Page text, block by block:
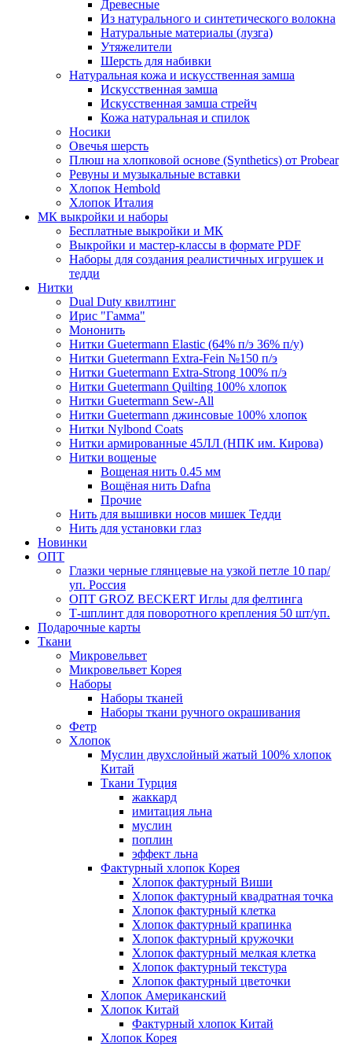
Древесные
Из натурального и синтетического волокна
Натуральные материалы (лузга)
Утяжелители
Шерсть для набивки
Натуральная кожа и искусственная замша
Искусственная замша
Искусственная замша стрейч
Кожа натуральная и спилок
Носики
Овечья шерсть
Плюш на хлопковой основе (Synthetics) от Probear
Ревуны и музыкальные вставки
Хлопок Hembold
Хлопок Италия
МК выкройки и наборы
Бесплатные выкройки и МК
Выкройки и мастер-классы в формате PDF
Наборы для создания реалистичных игрушек и
тедди
Нитки
Dual Duty квилтинг
Ирис "Гамма"
Мононить
Нитки Guetermann Elastic (64% п/э 36% п/у)
Нитки Guetermann Extra-Fein №150 п/э
Нитки Guetermann Extra-Strong 100% п/э
Нитки Guetermann Quilting 100% хлопок
Нитки Guetermann Sew-All
Нитки Guetermann джинсовые 100% хлопок
Нитки Nylbond Coats
Нитки армированные 45ЛЛ (НПК им. Кирова)
Нитки вощеные
Вощеная нить 0.45 мм
Вощёная нить Dafna
Прочие
Нить для вышивки носов мишек Тедди
Нить для установки глаз
Новинки
ОПТ
Глазки черные глянцевые на узкой петле 10 пар/
уп. Россия
ОПТ GROZ BECKERT Иглы для фелтинга
Т-шплинт для поворотного крепления 50 шт/уп.
Подарочные карты
Ткани
Микровельвет
Микровельвет Корея
Наборы
Наборы тканей
Наборы ткани ручного окрашивания
Фетр
Хлопок
Муслин двухслойный жатый 100% хлопок
Китай
Ткани Турция
жаккард
имитация льна
муслин
поплин
эффект льна
Фактурный хлопок Корея
Хлопок фактурный Виши
Хлопок фактурный квадратная точка
Хлопок фактурный клетка
Хлопок фактурный крапинка
Хлопок фактурный кружочки
Хлопок фактурный мелкая клетка
Хлопок фактурный текстура
Хлопок фактурный цветочки
Хлопок Американский
Хлопок Китай
Фактурный хлопок Китай
Хлопок Корея